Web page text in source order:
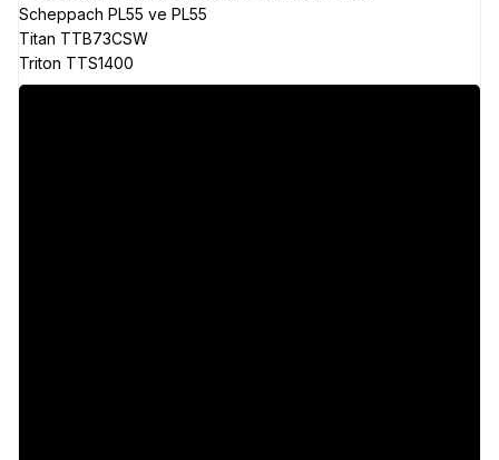
Scheppach PL55 ve PL55
Titan TTB73CSW
Triton TTS1400